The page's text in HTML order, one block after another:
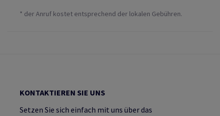
* der Anruf kostet entsprechend der lokalen Gebühren.
KONTAKTIEREN SIE UNS
Setzen Sie sich einfach mit uns über das